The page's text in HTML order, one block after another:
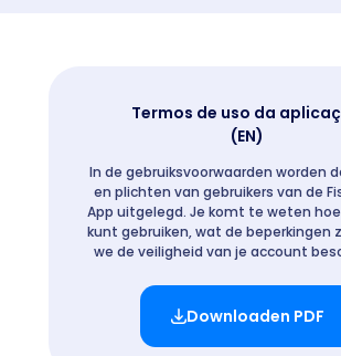
Termos de uso da
(EN)
In de gebruiksvoorwaarden worden
en plichten van gebruikers van de
App uitgelegd. Je komt te weten
kunt gebruiken, wat de beperkingen
we de veiligheid van je account
Downloaden PDF